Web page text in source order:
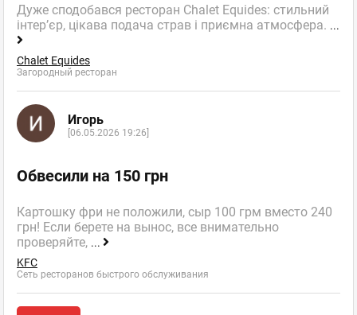
Дуже сподобався ресторан Chalet Equides: стильний
інтер’єр, цікава подача страв і приємна атмосфера. ...
Chalet Equides
Загородный ресторан
Игорь
[06.05.2026 19:26]
Обвесили на 150 грн
Картошку фри не положили, сыр 100 грм вместо 240
грн! Если берете на вынос, все внимательно
проверяйте, ...
KFC
Сеть ресторанов быстрого обслуживания